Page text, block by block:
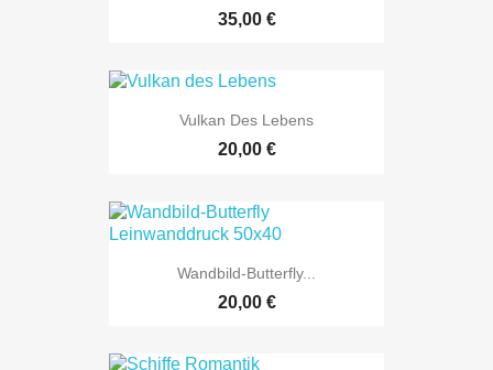
35,00 €
Vulkan Des Lebens
20,00 €
Wandbild-Butterfly...
20,00 €